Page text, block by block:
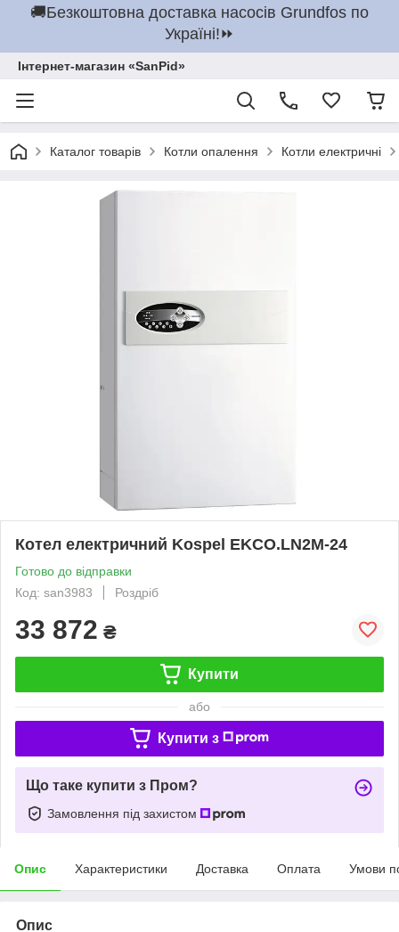
🚚Безкоштовна доставка насосів Grundfos по
Україні!⏩
Інтернет-магазин «SanPid»
Каталог товарів Котли опалення Котли електричні
Котел електричний Kospel EKCO.LN2M-24
Готово до відправки
Код: san3983
Роздріб
33 872 ₴
Купити
або
Купити з
Що таке купити з Пром?
Замовлення під захистом
Опис Характеристики Доставка Оплата Умови
Опис